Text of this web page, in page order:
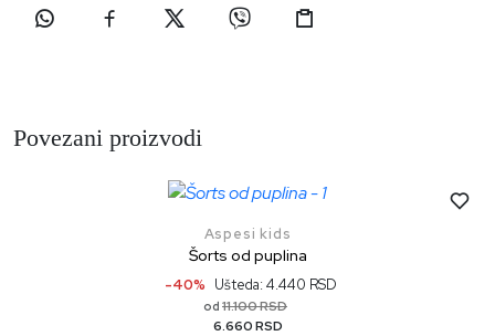
Povezani proizvodi
Aspesi kids
Šorts od puplina
-40% Ušteda: 4.440 RSD
od 11.100 RSD
6.660 RSD